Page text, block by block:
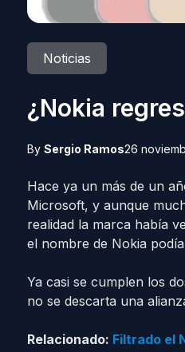
Noticias
¿Nokia
By Sergio Ramos26
Hace ya un más de un
Microsoft, y aunque
realidad la marca había
el nombre de Nokia
Ya casi se cumplen los
no se descarta una
Relacionado: Filtrado el